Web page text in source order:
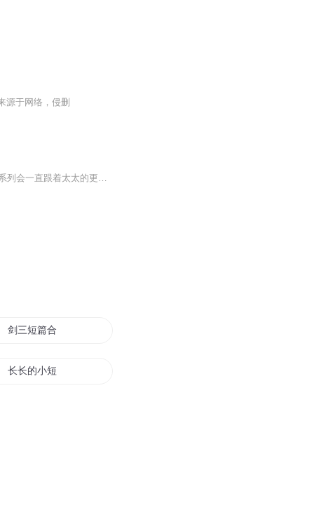
源于网络，侵删
手动置顶感谢熙山居太太的授权！这里将收录熙山居太太在lof上发表的各种短篇。短篇合集系列会一直跟着太太的更新更新下去，希望大家喜欢和支持。也希望大家可以在lofter上关注熙山居太太，多给太太小红心和小蓝手！要说明的是，熙山居太太的长篇《雪域幻境》和《老宅诡事》都暂时不开放授权，所以也希望大家以后推文的时候不要再推荐这两篇了哟！PS：封面图来源：lofter，藏九归一太太。在这里也强势表白一下，喜欢画风的大家也要去关注她吖！
剑三短篇合集
长长的小短篇